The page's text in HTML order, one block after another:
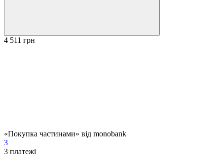
4 511 грн
«Покупка частинами» від monobank
3
3 платежі